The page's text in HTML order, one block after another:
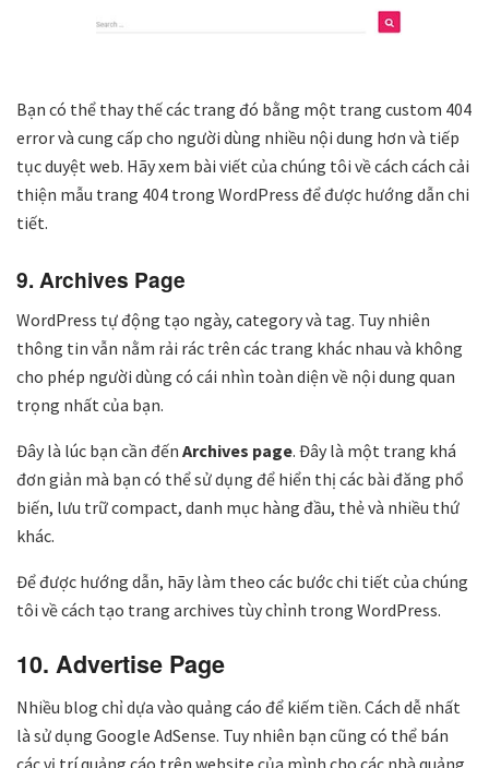
Bạn có thể thay thế các trang đó bằng một trang custom 404
error và cung cấp cho người dùng nhiều nội dung hơn và tiếp
tục duyệt web. Hãy xem bài viết của chúng tôi về cách cách cải
thiện mẫu trang 404 trong WordPress để được hướng dẫn chi
tiết.
9. Archives Page
WordPress tự động tạo ngày, category và tag. Tuy nhiên
thông tin vẫn nằm rải rác trên các trang khác nhau và không
cho phép người dùng có cái nhìn toàn diện về nội dung quan
trọng nhất của bạn.
Đây là lúc bạn cần đến Archives page. Đây là một trang khá
đơn giản mà bạn có thể sử dụng để hiển thị các bài đăng phổ
biến, lưu trữ compact, danh mục hàng đầu, thẻ và nhiều thứ
khác.
Để được hướng dẫn, hãy làm theo các bước chi tiết của chúng
tôi về cách tạo trang archives tùy chỉnh trong WordPress.
10. Advertise Page
Nhiều blog chỉ dựa vào quảng cáo để kiếm tiền. Cách dễ nhất
là sử dụng Google AdSense. Tuy nhiên bạn cũng có thể bán